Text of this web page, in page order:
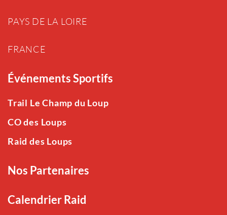
PAYS DE LA LOIRE
FRANCE
Événements Sportifs
Trail Le Champ du Loup
CO des Loups
Raid des Loups
Nos Partenaires
Calendrier Raid